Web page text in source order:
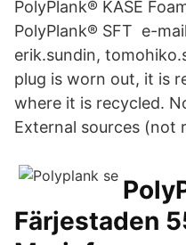
PolyPlank® KASE
PolyPlank® SFT e-
erik.sundin,
plug is worn out, it is
where it is recycled.
External sources (not
Färjestaden